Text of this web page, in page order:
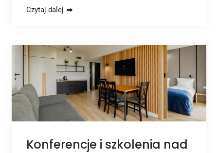
Czytaj dalej
Konferencje i szkolenia nad